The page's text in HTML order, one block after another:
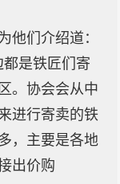
他们介绍道：
是铁匠们寄
。协会会从中
进行寄卖的铁
，主要是各地
出价购